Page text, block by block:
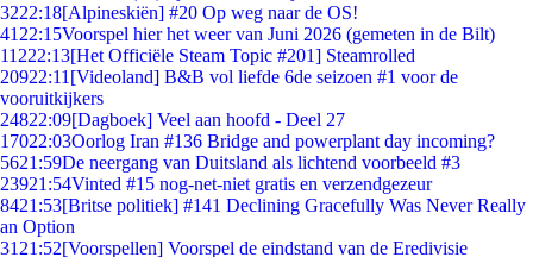
3222:18[Alpineskiën] #20 Op weg naar de OS!
41 22:15Voorspel hier het weer van Juni 2026 (gemeten in de Bilt)
11222:13[Het Officiële Steam Topic #201] Steamrolled
20922:11 [Videoland] B&B vol liefde 6de seizoen #1 voor de
vooruitkijkers
24822:09[Dagboek] Veel aan hoofd - Deel 27
17022:03Oorlog Iran #136 Bridge and powerplant day incoming?
5621:59De neergang van Duitsland als lichtend voorbeeld #3
23921:54Vinted #15 nog-net-niet gratis en verzendgezeur
8421:53[Britse politiek] #141 Declining Gracefully Was Never Really
an Option
31 21:52[Voorspellen] Voorspel de eindstand van de Eredivisie